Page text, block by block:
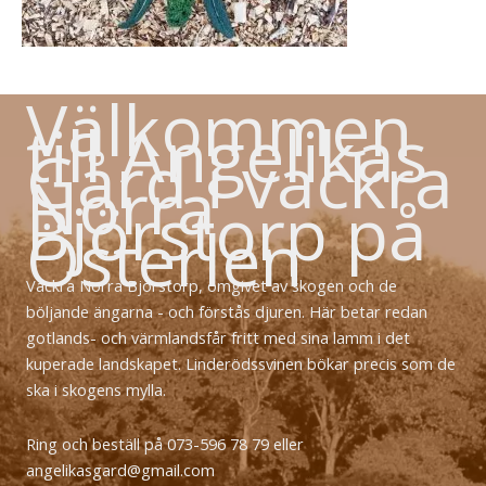
Välkommen
till Angelikas
Gård i vackra
Norra
Björstorp på
Österlen
Vackra Norra Björstorp, omgivet av skogen och de
böljande ängarna - och förstås djuren. Här betar redan
gotlands- och värmlandsfår fritt med sina lamm i det
kuperade landskapet. Linderödssvinen bökar precis som de
ska i skogens mylla.
Ring och beställ på 073-596 78 79 eller
angelikasgard@gmail.com